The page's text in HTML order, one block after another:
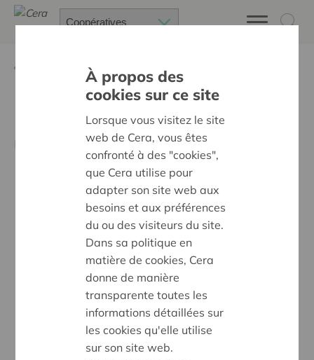
Actualités
Le tax shelter pour start-
ups (coopératifs) débute le
1er juillet
À propos des
cookies sur ce site
Lorsque vous visitez le site
web de Cera, vous êtes
confronté à des "cookies",
que Cera utilise pour
adapter son site web aux
besoins et aux préférences
du ou des visiteurs du site.
Dans sa politique en
matière de cookies, Cera
donne de manière
transparente toutes les
informations détaillées sur
les cookies qu'elle utilise
sur son site web.